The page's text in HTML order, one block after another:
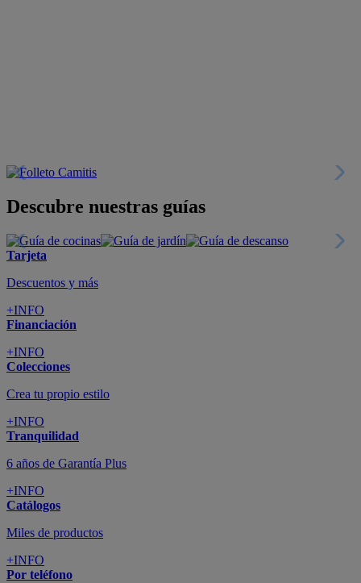
Descubre nuestras guías
Tarjeta
Descuentos y más
+INFO
Financiación
+INFO
Colecciones
Crea tu propio estilo
+INFO
Tranquilidad
6 años de Garantía Plus
+INFO
Catálogos
Miles de productos
+INFO
Por teléfono